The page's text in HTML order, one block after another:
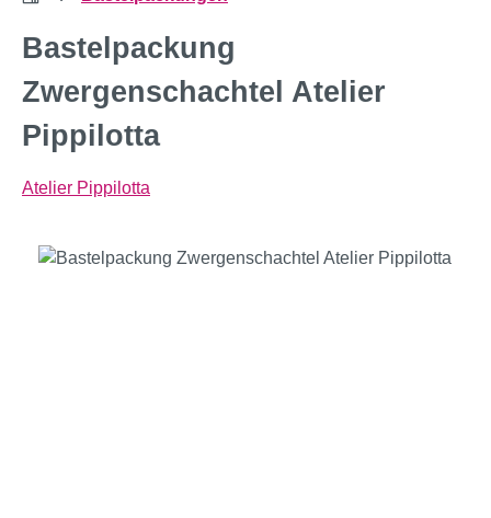
Bastelpackung
Zwergenschachtel Atelier
Pippilotta
Atelier Pippilotta
Bildergalerie überspringen